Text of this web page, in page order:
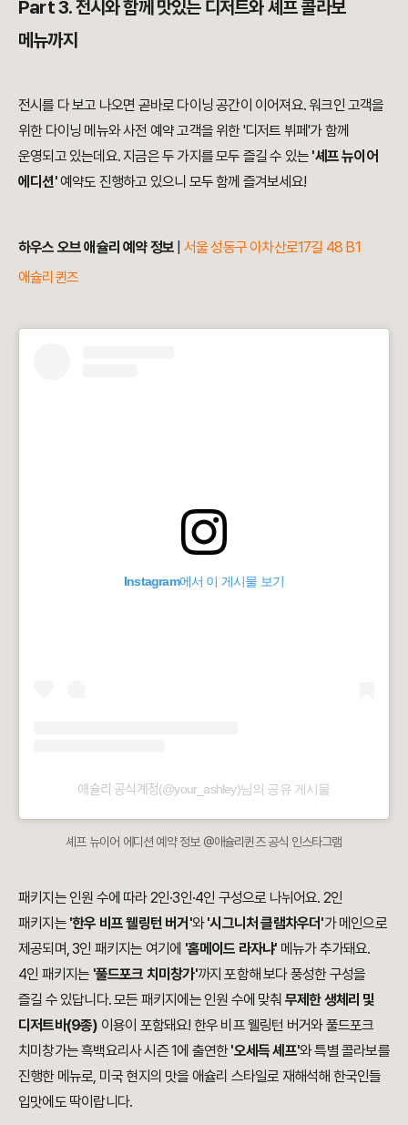
Part 3. 전시와 함께 맛있는 디저트와 셰프 콜라보
메뉴까지
전시를 다 보고 나오면 곧바로 다이닝 공간이 이어져요. 워크인 고객을
위한 다이닝 메뉴와 사전 예약 고객을 위한 '디저트 뷔페'가 함께
운영되고 있는데요. 지금은 두 가지를 모두 즐길 수 있는 '셰프 뉴이어
에디션' 예약도 진행하고 있으니 모두 함께 즐겨보세요!
하우스 오브 애슐리 예약 정보 서울 성동구 아차산로17길 48 B1
애슐리퀸즈
Instagram에서 이 게시물 보기
애슐리 공식계정(@your_ashley)님의 공유 게시물
셰프 뉴이어 에디션 예약 정보 @애슐리퀸즈 공식 인스타그램
패키지는 인원 수에 따라 2인·3인·4인 구성으로 나뉘어요. 2인
패키지는 '한우 비프 웰링턴 버거'와'시그니처 클램차우더'가 메인으로
제공되며, 3인 패키지는 여기에 '홈메이드 라자냐' 메뉴가 추가돼요.
4인 패키지는 '풀드포크 치미창가'까지 포함해 보다 풍성한 구성을
즐길 수 있답니다. 모든 패키지에는 인원 수에 맞춰 무제한 생체리 및
디저트바(9종) 이용이 포함돼요! 한우 비프 웰링턴 버거와 풀드포크
치미창가는 흑백요리사 시즌 1에 출연한'오세득 셰프'와 특별 콜라보를
진행한 메뉴로, 미국 현지의 맛을 애슐리 스타일로 재해석해 한국인들
입맛에도 딱이랍니다.